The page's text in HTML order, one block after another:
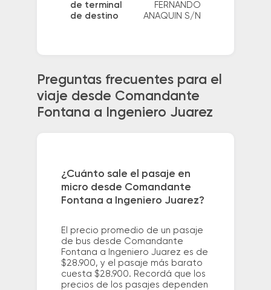
de terminal
de destino
FERNANDO
ANAQUIN S/N
Preguntas frecuentes para el
viaje desde Comandante
Fontana a Ingeniero Juarez
¿Cuánto sale el pasaje en
micro desde Comandante
Fontana a Ingeniero Juarez?
El precio promedio de un pasaje
de bus desde Comandante
Fontana a Ingeniero Juarez es de
$28.900, y el pasaje más barato
cuesta $28.900. Recordá que los
precios de los pasajes dependen